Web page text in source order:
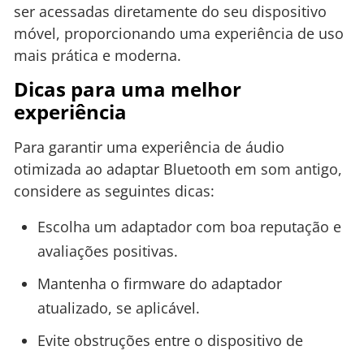
ser acessadas diretamente do seu dispositivo
móvel, proporcionando uma experiência de uso
mais prática e moderna.
Dicas para uma melhor
experiência
Para garantir uma experiência de áudio
otimizada ao adaptar Bluetooth em som antigo,
considere as seguintes dicas:
Escolha um adaptador com boa reputação e
avaliações positivas.
Mantenha o firmware do adaptador
atualizado, se aplicável.
Evite obstruções entre o dispositivo de